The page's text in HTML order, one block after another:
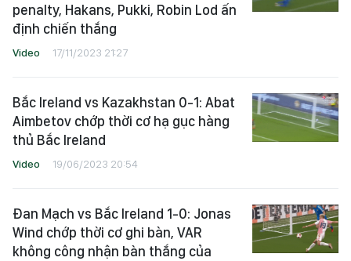
penalty, Hakans, Pukki, Robin Lod ấn
định chiến thắng
Video 17/11/2023 21:27
Bắc Ireland vs Kazakhstan 0-1: Abat
Aimbetov chớp thời cơ hạ gục hàng
thủ Bắc Ireland
Video 19/06/2023 20:54
Đan Mạch vs Bắc Ireland 1-0: Jonas
Wind chớp thời cơ ghi bàn, VAR
không công nhận bàn thắng của